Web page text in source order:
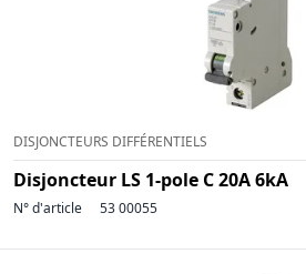
DISJONCTEURS DIFFÉRENTIELS
Disjoncteur LS 1-pole C 20A 6kA
N° d'article 53 00055